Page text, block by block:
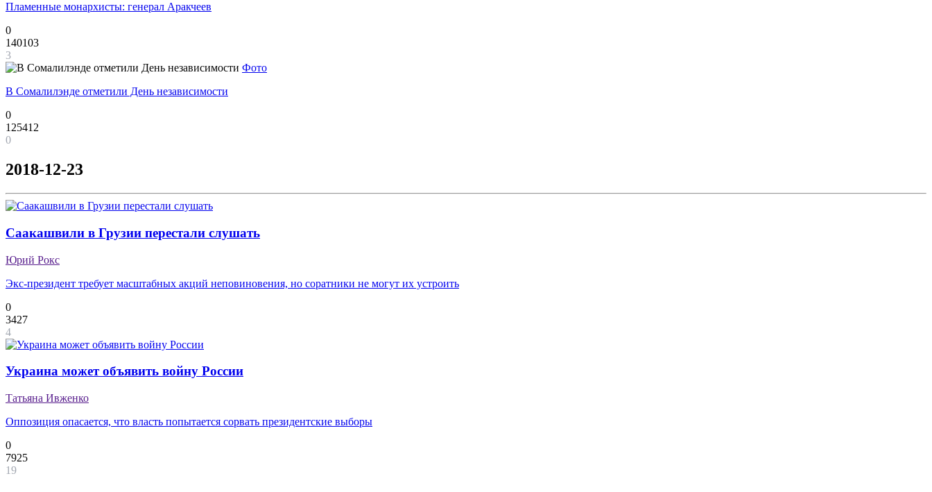
Пламенные монархисты: генерал Аракчеев
0
140103
3
Фото
В Сомалилэнде отметили День независимости
0
125412
0
2018-12-23
Саакашвили в Грузии перестали слушать
Юрий Рокс
Экс-президент требует масштабных акций неповиновения, но соратники не могут их устроить
0
3427
4
Украина может объявить войну России
Татьяна Ивженко
Оппозиция опасается, что власть попытается сорвать президентские выборы
0
7925
19